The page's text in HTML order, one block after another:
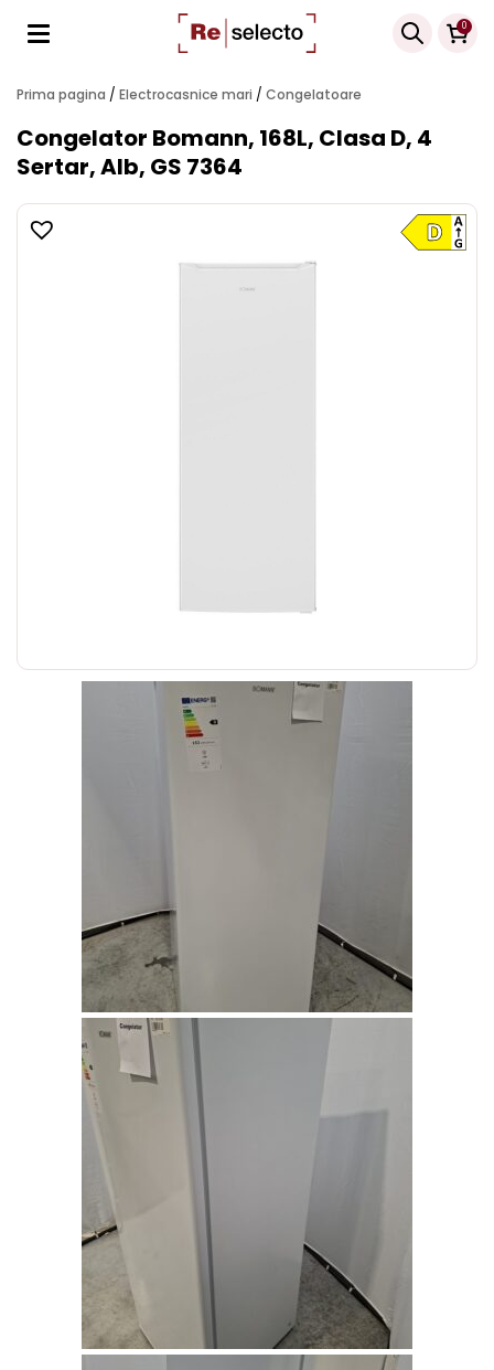
0
Products
search
Prima pagina / Electrocasnice mari / Congelatoare
Congelator Bomann, 168L, Clasa D, 4
Sertar, Alb, GS 7364